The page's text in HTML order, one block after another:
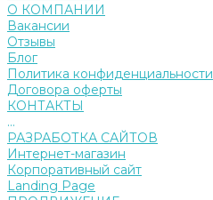
О КОМПАНИИ
Вакансии
Отзывы
Блог
Политика конфиденциальности
Договора оферты
КОНТАКТЫ
...
РАЗРАБОТКА САЙТОВ
Интернет-магазин
Корпоративный сайт
Landing Page